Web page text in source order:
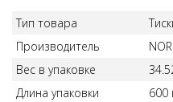
Тип товара
Производитель
Вес в упаковке
Длина упаковки
600